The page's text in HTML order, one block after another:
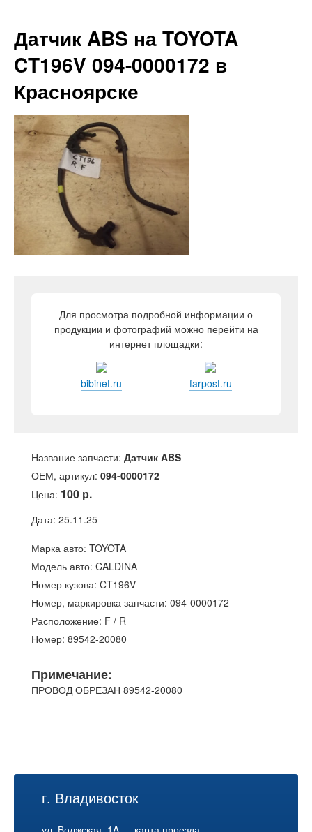
Датчик ABS на TOYOTA
CT196V 094-0000172 в
Красноярске
Для просмотра подробной информации о
продукции и фотографий можно перейти на
интернет площадки:
bibinet.ru farpost.ru
Название запчасти: Датчик ABS
ОЕМ, артикул: 094-0000172
Цена: 100 р.
Дата: 25.11.25
Марка авто: TOYOTA
Модель авто: CALDINA
Номер кузова: CT196V
Номер, маркировка запчасти: 094-0000172
Расположение: F / R
Номер: 89542-20080
Примечание:
ПРОВОД ОБРЕЗАН 89542-20080
г. Владивосток
ул. Волжская, 1A — карта проезда